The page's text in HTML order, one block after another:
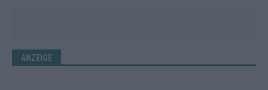
ANZEIGE